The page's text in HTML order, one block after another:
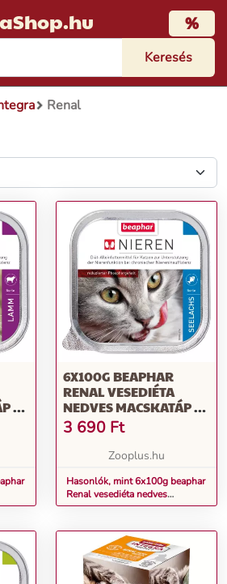
%
Renal
-
6X100G BEAPHAR
RENAL VESEDIÉTA
NEDVES MACSKATÁP -
TŐKEHAL
3 690 Ft
Zooplus.hu
Hasonlók, mint 6x100g beaphar
Renal vesediéta nedves
macskatáp - tőkehal